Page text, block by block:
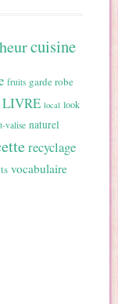
cuisine
fruits garde robe
LIVRE local look
valise naturel
recyclage
vocabulaire